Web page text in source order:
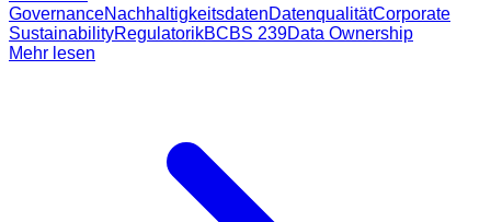
GovernanceNachhaltigkeitsdatenDatenqualitätCorporate
SustainabilityRegulatorikBCBS 239Data Ownership
Mehr lesen